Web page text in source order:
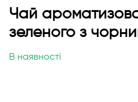
Перейти
до
початку
зображень
Чай
зеленого з
В наявності